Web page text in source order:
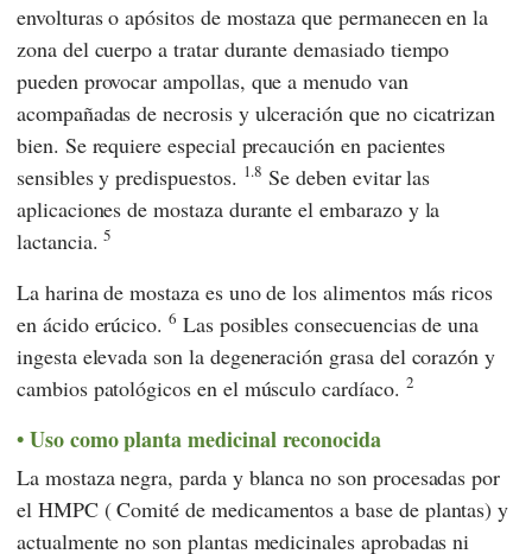
envolturas o apósitos de mostaza que permanecen en la
zona del cuerpo a tratar durante demasiado tiempo
pueden provocar ampollas, que a menudo van
acompañadas de necrosis y ulceración que no cicatrizan
bien. Se requiere especial precaución en pacientes
sensibles y predispuestos. 1.8 Se deben evitar las
aplicaciones de mostaza durante el embarazo y la
lactancia.5
La harina de mostaza es uno de los alimentos más ricos
en ácido erúcico.6 Las posibles consecuencias de una
ingesta elevada son la degeneración grasa del corazón y
cambios patológicos en el músculo cardíaco. 2
Uso como planta medicinal reconocida
La mostaza negra, parda y blanca no son procesadas por
el HMPC(Comité de medicamentos a base de plantas) y
actualmente no son plantas medicinales aprobadas ni